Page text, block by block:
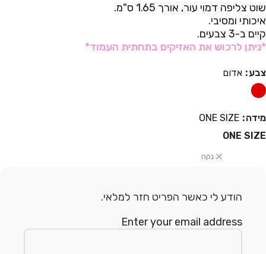
שוט צליפה דמוי עור, אורך 1.65 ס"מ.
איכותי ומסיבי.
קיים ב-3 צבעים.
*ניתן לרכוש את האזיקים בתחתית העמוד*
צבע אדום
מידה
ONE SIZE
ONE SIZE
נקה
הודע לי כאשר הפריט חזר למלאי.
Enter your email address